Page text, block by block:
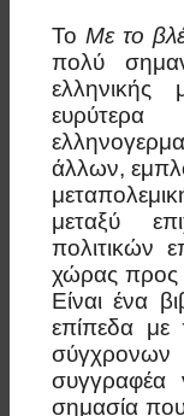
Το Με το
πολύ
ελληνικής
άλλων,
μεταξύ
πολιτικών
χώρας προς
Είναι ένα
επίπεδα με
συγγραφέα
σημασία που